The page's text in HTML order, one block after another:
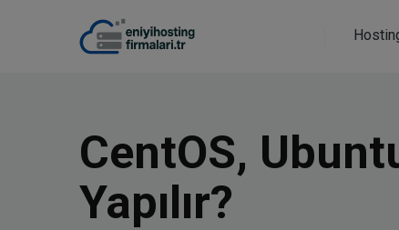
CentOS,
Yapılır?